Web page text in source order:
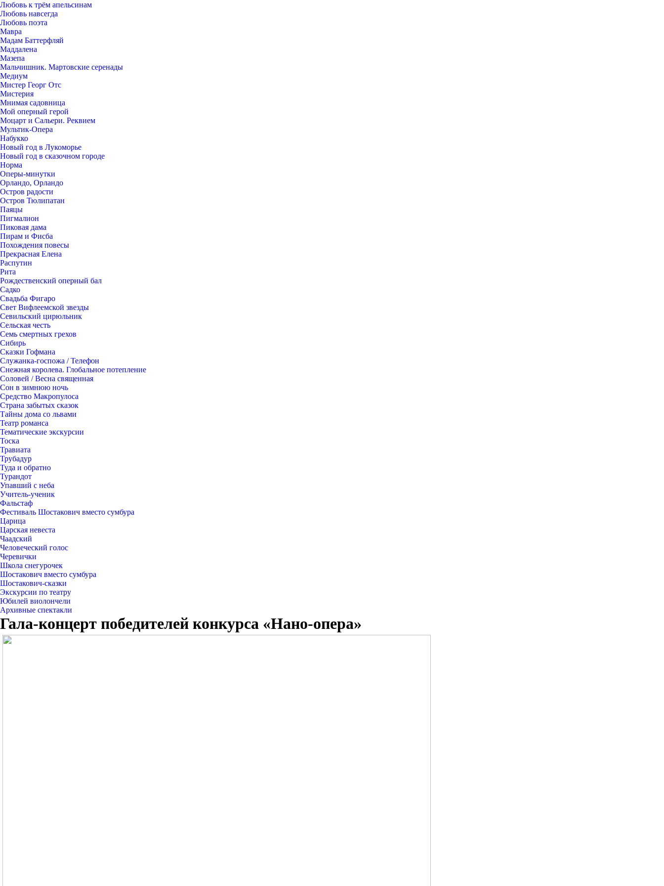
Любовь к трём апельсинам
Любовь навсегда
Любовь поэта
Мавра
Мадам Баттерфляй
Маддалена
Мазепа
Мальчишник. Мартовские серенады
Медиум
Мистер Георг Отс
Мистерия
Мнимая садовница
Мой оперный герой
Моцарт и Сальери. Реквием
Мультик-Опера
Набукко
Новый год в Лукоморье
Новый год в сказочном городе
Норма
Оперы-минутки
Орландо, Орландо
Остров радости
Остров Тюлипатан
Паяцы
Пигмалион
Пиковая дама
Пирам и Фисба
Похождения повесы
Прекрасная Елена
Распутин
Рита
Рождественский оперный бал
Садко
Свадьба Фигаро
Свет Вифлеемской звезды
Севильский цирюльник
Сельская честь
Семь смертных грехов
Сибирь
Сказки Гофмана
Служанка-госпожа / Телефон
Снежная королева. Глобальное потепление
Соловей / Весна священная
Сон в зимнюю ночь
Средство Макропулоса
Страна забытых сказок
Тайны дома со львами
Театр романса
Тематические экскурсии
Тоска
Травиата
Трубадур
Туда и обратно
Турандот
Упавший с неба
Учитель-ученик
Фальстаф
Фестиваль Шостакович вместо сумбура
Царица
Царская невеста
Чаадский
Человеческий голос
Черевички
Школа снегурочек
Шостакович вместо сумбура
Шостакович-сказки
Экскурсии по театру
Юбилей виолончели
Архивные спектакли
Гала-концерт победителей конкурса «Нано-опера»